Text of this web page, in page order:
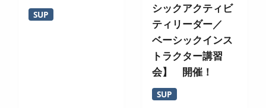
SUP
シックアクティビ
ティリーダー／
ベーシックインス
トラクター講習
会】 開催！
SUP